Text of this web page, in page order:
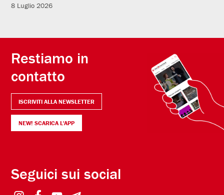
8 Luglio 2026
Restiamo in
contatto
ISCRIVITI ALLA NEWSLETTER
NEW! SCARICA L'APP
Seguici sui social